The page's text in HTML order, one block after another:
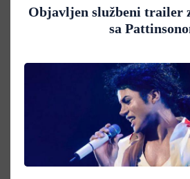
Objavljen službeni trailer
sa